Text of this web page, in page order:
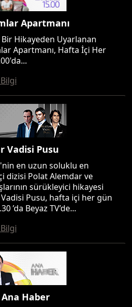
Apartmanı
Hikayeden Uyarlanan
Apartmanı, Hafta İçi Her
Vadisi Pusu
en uzun soluklu en
dizisi Polat Alemdar ve
sürükleyici hikayesi
Pusu, hafta içi her gün
’da Beyaz TV’de...
Haber